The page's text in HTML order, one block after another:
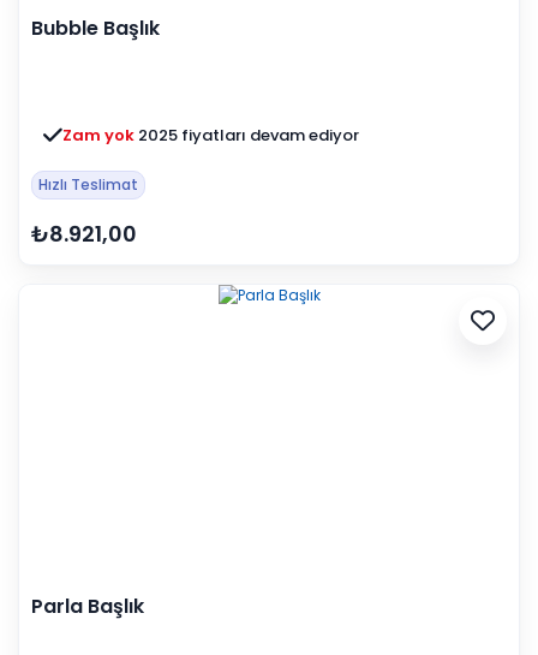
Bubble Başlık
Zam yok 2025 fiyatları devam ediyor
Hızlı Teslimat
₺8.921,00
Parla Başlık